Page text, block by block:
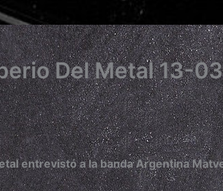
Del Metal 13-
entrevistó a la banda Argentina